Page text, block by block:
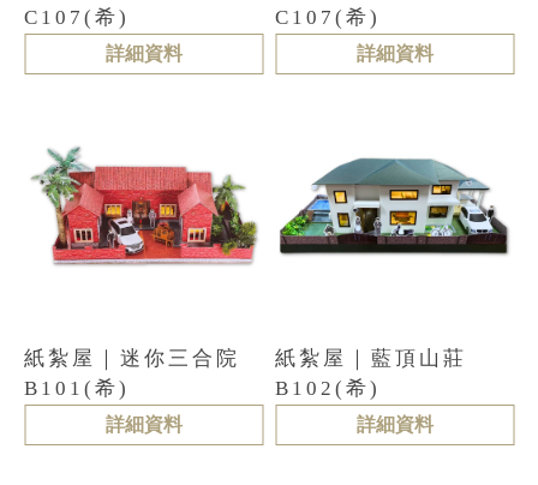
C107(希)
詳細資料
C107(希)
詳細資料
紙紮屋｜迷你三合院
B101(希)
詳細資料
紙紮屋｜藍頂山莊
B102(希)
詳細資料